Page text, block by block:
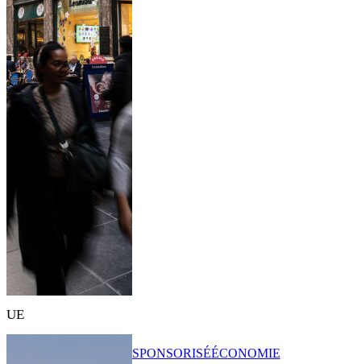
UE
SPONSORISÉÉCONOMIE